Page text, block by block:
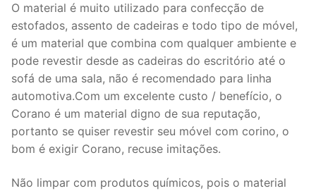
O material é muito utilizado para confecção de
estofados, assento de cadeiras e todo tipo de móvel,
é um material que combina com qualquer ambiente e
pode revestir desde as cadeiras do escritório até o
sofá de uma sala, não é recomendado para linha
automotiva.Com um excelente custo / benefício, o
Corano é um material digno de sua reputação,
portanto se quiser revestir seu móvel com corino, o
bom é exigir Corano, recuse imitações.
Não limpar com produtos químicos, pois o material